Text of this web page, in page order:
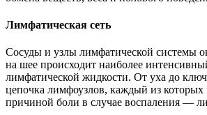
Лимфатическая сеть
Сосуды и узлы лимфатической системы
на шее происходит наиболее
лимфатической жидкости. От уха до
цепочка лимфоузлов, каждый из
причиной боли в случае воспаления —